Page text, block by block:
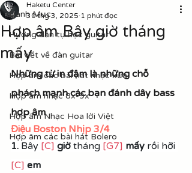
Danh Mục
Hướng dẫn tự học guitar
Bài viết về đàn guitar
Hợp âm các bài hát nhạc xưa
Hợp âm nhạc 8x-9x
Hợp âm Nhạc Hoa lời Việt
Hợp âm các bài hát Bolero
Hợp âm Bây giờ tháng
mấy
Haketu Center
30 thg 3, 2025 1 phút đọc
Những từ in đậm là những chỗ
phách mạnh các bạn đánh dây bass
hợp âm
Điệu Boston Nhịp 3/4
1. Bây [C] giờ tháng [G7] mấy rồi hỡi
[C] em